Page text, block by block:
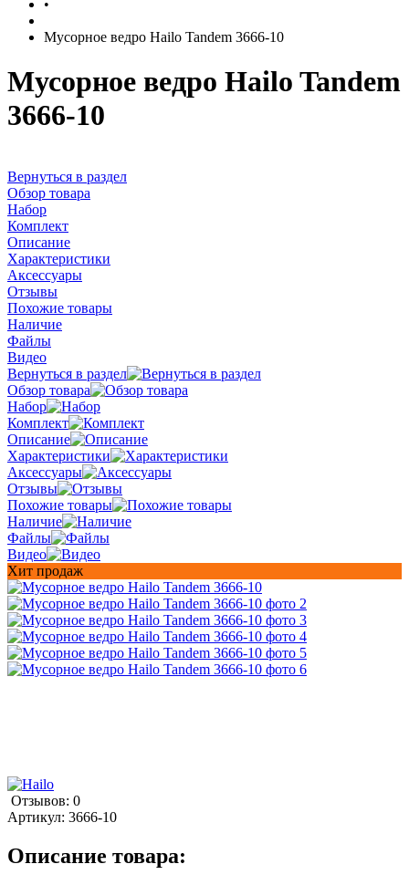
•
Мусорное ведро Hailo Tandem 3666-10
Мусорное ведро Hailo Tandem
3666-10
Вернуться в раздел
Обзор товара
Набор
Комплект
Описание
Характеристики
Аксессуары
Отзывы
Похожие товары
Наличие
Файлы
Видео
Вернуться в раздел
Обзор товара
Набор
Комплект
Описание
Характеристики
Аксессуары
Отзывы
Похожие товары
Наличие
Файлы
Видео
Хит продаж
Отзывов: 0
Артикул: 3666-10
Описание товара: